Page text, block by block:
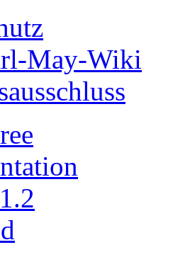
May-Wiki